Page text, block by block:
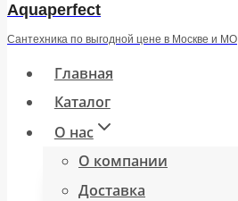
Aquaperfect
Сантехника по выгодной цене в Москве и МО
Главная
Каталог
О нас
О компании
Доставка